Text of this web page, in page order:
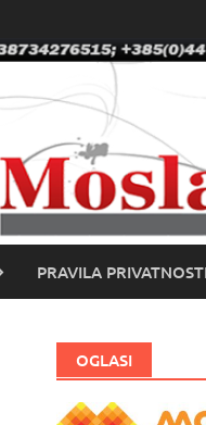
PRAVILA
OGLASI